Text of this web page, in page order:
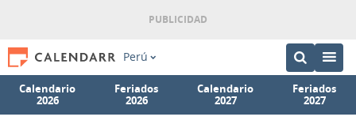
Perú
Calendario
2026
Feriados
2026
Calendario
2027
Feriados
2027